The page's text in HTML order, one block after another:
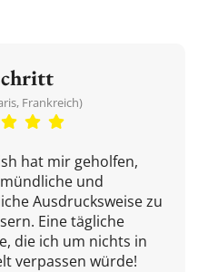
Frankreich)
hat mir geholfen,
und
Ausdrucksweise zu
Eine tägliche
die ich um nichts in
verpassen würde!